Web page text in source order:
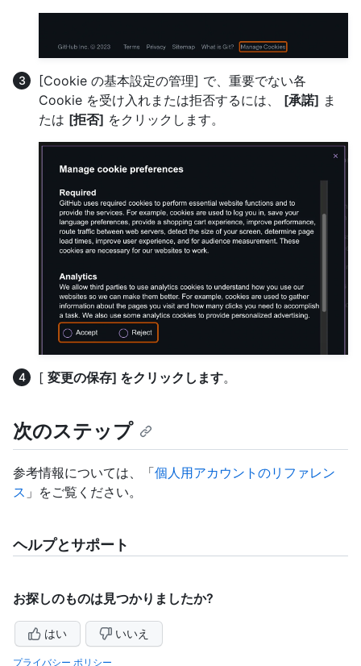
[Cookie の基本設定の管理] で、重要でない各
Cookie を受け入れまたは拒否するには、 [承諾] ま
たは [拒否] をクリックします。
[ 変更の保存] をクリックします。
次のステップ
参考情報については、「個人用アカウントのリファレン
ス 」をご覧ください。
ヘルプとサポート
お探しのものは見つかりましたか?
はい いいえ
プライバシー ポリシー